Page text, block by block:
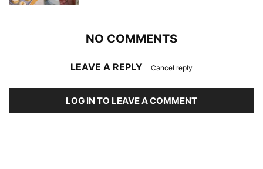
NO COMMENTS
LEAVE A REPLY Cancel reply
LOG IN TO LEAVE A COMMENT